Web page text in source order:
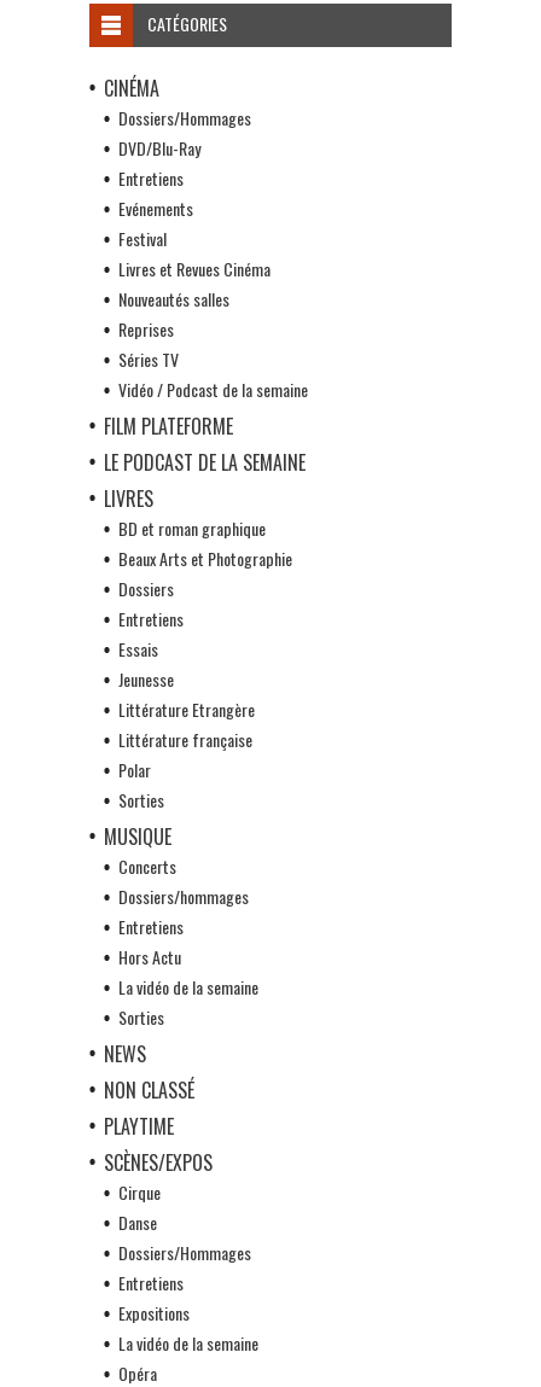
CATÉGORIES
CINÉMA
Dossiers/Hommages
DVD/Blu-Ray
Entretiens
Evénements
Festival
Livres et Revues Cinéma
Nouveautés salles
Reprises
Séries TV
Vidéo / Podcast de la semaine
FILM PLATEFORME
LE PODCAST DE LA SEMAINE
LIVRES
BD et roman graphique
Beaux Arts et Photographie
Dossiers
Entretiens
Essais
Jeunesse
Littérature Etrangère
Littérature française
Polar
Sorties
MUSIQUE
Concerts
Dossiers/hommages
Entretiens
Hors Actu
La vidéo de la semaine
Sorties
NEWS
NON CLASSÉ
PLAYTIME
SCÈNES/EXPOS
Cirque
Danse
Dossiers/Hommages
Entretiens
Expositions
La vidéo de la semaine
Opéra